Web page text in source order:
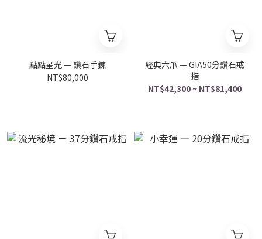
點點星光 — 鑽石手鍊
NT$80,000
經典六爪 — GIA50分鑽石戒
指
NT$42,300 ~ NT$81,400